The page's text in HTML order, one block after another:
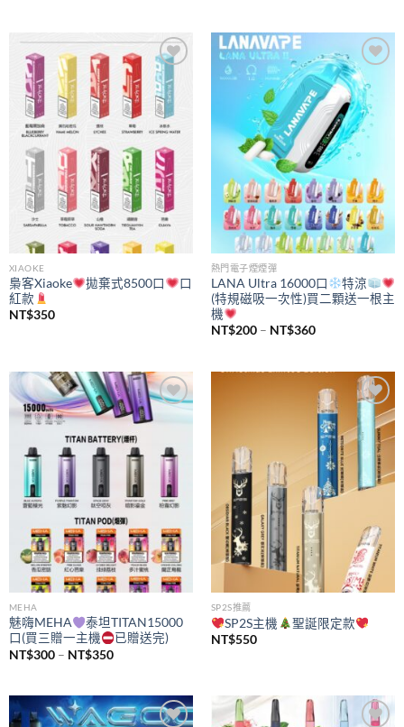
Add to
wishlist
XIAOKE
梟客Xiaoke 拋棄式8500口
口
紅款
NT$350
Add to
wishlist
熱門電子煙煙彈
LANA Ultra 16000口
特涼
(特規磁吸一次性)買二顆送一根主
機
NT$200 – NT$360價
NT$200
到
NT$360
Add to
MEHA
魅嗨MEHA
泰坦TITAN15000
口(買三贈一主機
已贈送完)
NT$300 – NT$350價
NT$300
到
NT$350
Add to
wishlist
SP2S推薦
SP2S主機
聖誕限定款
NT$550